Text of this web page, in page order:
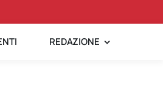
REDAZIONE